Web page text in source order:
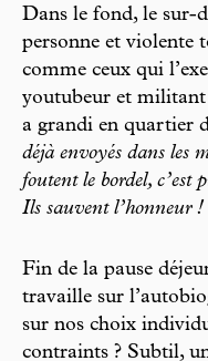
Dans le fond, le sur-
personne et violente
comme ceux qui
youtubeur et militant
a grandi en quartier
déjà envoyés dans les
foutent le bordel, c’est
Ils sauvent l’honneur !
Fin de la pause
travaille sur
sur nos choix
contraints ? Subtil,